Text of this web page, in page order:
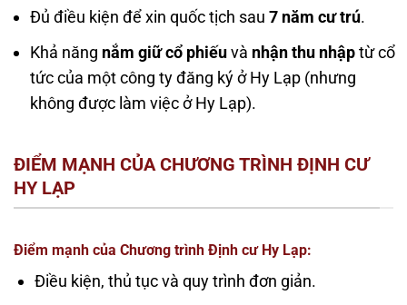
Đủ điều kiện để xin quốc tịch sau7 năm cư trú.
Khả năng nắm giữ cổ phiếuvà nhận thu nhậptừ cổ
tức của một công ty đăng ký ở Hy Lạp (nhưng
không được làm việc ở Hy Lạp).
ĐIỂM MẠNH CỦA CHƯƠNG TRÌNH ĐỊNH CƯ
HY LẠP
Điểm mạnh của Chương trình Định cư Hy Lạp:
Điều kiện, thủ tục và quy trình đơn giản.